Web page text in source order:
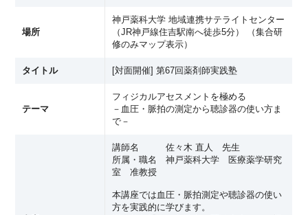
場所
神戸薬科大学 地域連携サテライトセンター
（JR神戸線住吉駅南へ徒歩5分） （集合研
修のみマップ表示）
タイトル [対面開催] 第67回薬剤師実践塾
テーマ
フィジカルアセスメントを極める
－血圧・脈拍の測定から聴診器の使い方ま
で－
講師名 佐々木 直人 先生
所属・職名 神戸薬科大学 医療薬学研究
室 准教授
本講座では血圧・脈拍測定や聴診器の使い
方を実践的に学びます。